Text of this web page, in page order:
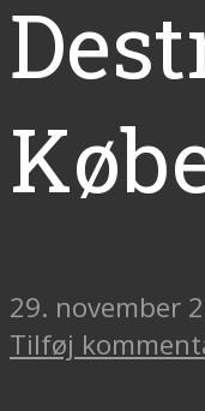
29. november
Tilføj